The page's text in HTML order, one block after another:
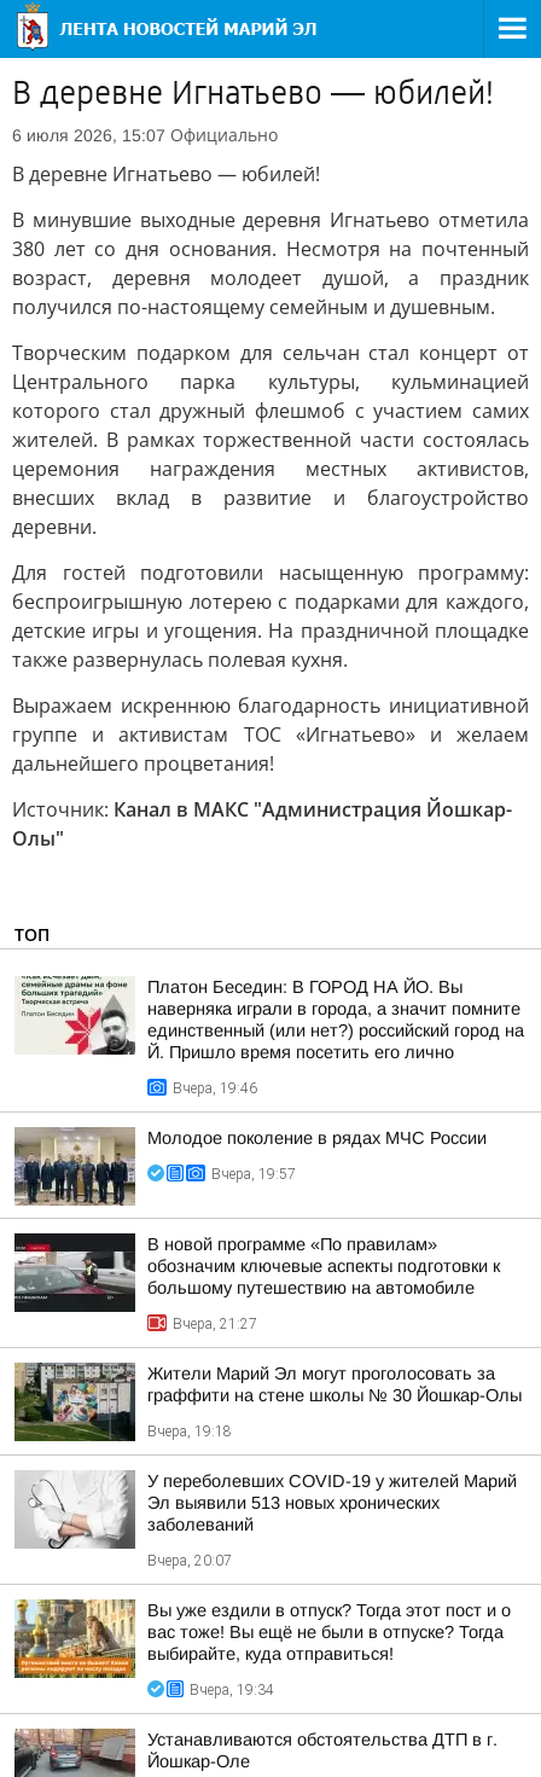
В деревне Игнатьево — юбилей!
6 июля 2026, 15:07 Официально
В деревне Игнатьево — юбилей!
В минувшие выходные деревня Игнатьево отметила
380 лет со дня основания. Несмотря на почтенный
возраст, деревня молодеет душой, а праздник
получился по-настоящему семейным и душевным.
Творческим подарком для сельчан стал концерт от
Центрального парка культуры, кульминацией
которого стал дружный флешмоб с участием самих
жителей. В рамках торжественной части состоялась
церемония награждения местных активистов,
внесших вклад в развитие и благоустройство
деревни.
Для гостей подготовили насыщенную программу:
беспроигрышную лотерею с подарками для каждого,
детские игры и угощения. На праздничной площадке
также развернулась полевая кухня.
Выражаем искреннюю благодарность инициативной
группе и активистам ТОС «Игнатьево» и желаем
дальнейшего процветания!
Источник: Канал в МАКС "Администрация Йошкар-
Олы"
ТОП
Платон Беседин: В ГОРОД НА ЙО. Вы
наверняка играли в города, а значит помните
единственный (или нет?) российский город на
Й. Пришло время посетить его лично
Вчера, 19:46
Молодое поколение в рядах МЧС России
Вчера, 19:57
В новой программе «По правилам»
обозначим ключевые аспекты подготовки к
большому путешествию на автомобиле
Вчера, 21:27
Жители Марий Эл могут проголосовать за
граффити на стене школы № 30 Йошкар-Олы
Вчера, 19:18
У переболевших COVID-19 у жителей Марий
Эл выявили 513 новых хронических
заболеваний
Вчера, 20:07
Вы уже ездили в отпуск? Тогда этот пост и о
вас тоже! Вы ещё не были в отпуске? Тогда
выбирайте, куда отправиться!
Вчера, 19:34
Устанавливаются обстоятельства ДТП в г.
Йошкар-Оле